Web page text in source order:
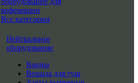
кофемашин
Все категории
Нейтральное
оборудование
Ванны
Вешала для туш